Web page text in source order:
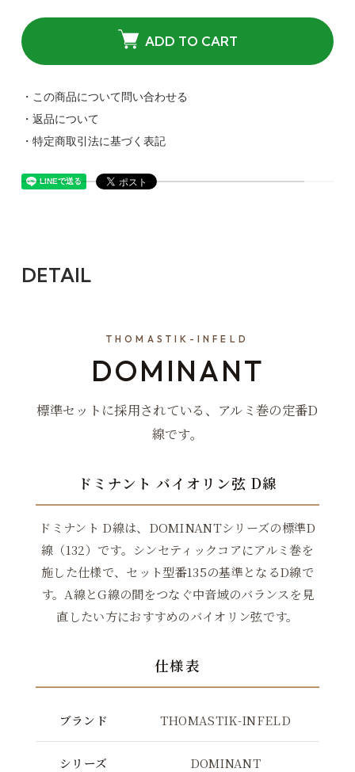
ADD TO CART
・この商品について問い合わせる
・返品について
・特定商取引法に基づく表記
DETAIL
THOMASTIK-INFELD
DOMINANT
標準セットに採用されている、アルミ巻の定番D
線です。
ドミナント バイオリン弦 D線
ドミナント D線は、DOMINANTシリーズの標準D
線（132）です。シンセティックコアにアルミ巻を
施した仕様で、セット型番135の基準となるD線で
す。A線とG線の間をつなぐ中音域のバランスを見
直したい方におすすめのバイオリン弦です。
仕様表
ブランド THOMASTIK-INFELD
シリーズ DOMINANT